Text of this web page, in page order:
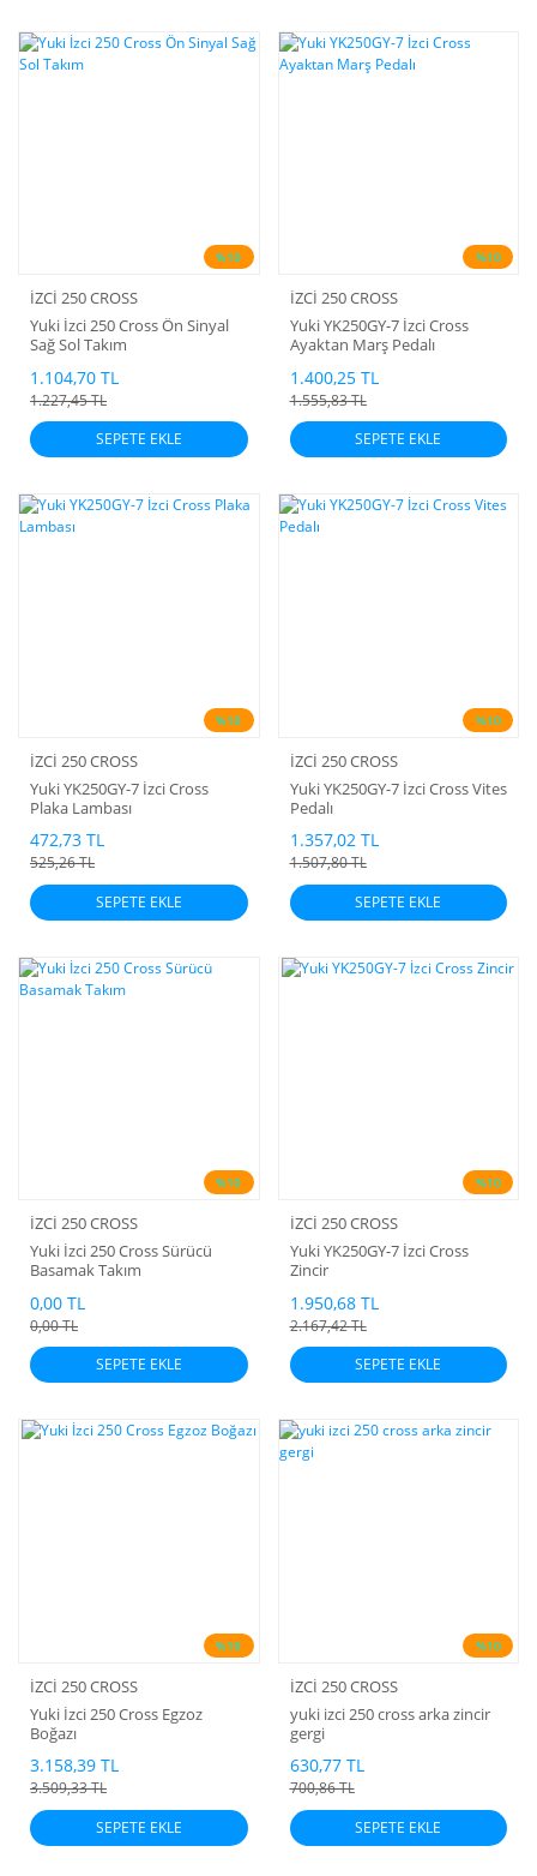
%10
İZCİ 250 CROSS
Yuki İzci 250 Cross Ön Sinyal
Sağ Sol Takım
1.104,70 TL
1.227,45 TL
SEPETE EKLE
%10
İZCİ 250 CROSS
Yuki YK250GY-7 İzci Cross
Ayaktan Marş Pedalı
1.400,25 TL
1.555,83 TL
SEPETE EKLE
%10
İZCİ 250 CROSS
Yuki YK250GY-7 İzci Cross
Plaka Lambası
472,73 TL
525,26 TL
SEPETE EKLE
%10
İZCİ 250 CROSS
Yuki YK250GY-7 İzci Cross Vites
Pedalı
1.357,02 TL
1.507,80 TL
SEPETE EKLE
%10
İZCİ 250 CROSS
Yuki İzci 250 Cross Sürücü
Basamak Takım
0,00 TL
0,00 TL
SEPETE EKLE
%10
İZCİ 250 CROSS
Yuki YK250GY-7 İzci Cross
Zincir
1.950,68 TL
2.167,42 TL
SEPETE EKLE
%10
İZCİ 250 CROSS
Yuki İzci 250 Cross Egzoz
Boğazı
3.158,39 TL
3.509,33 TL
SEPETE EKLE
%10
İZCİ 250 CROSS
yuki izci 250 cross arka zincir
gergi
630,77 TL
700,86 TL
SEPETE EKLE